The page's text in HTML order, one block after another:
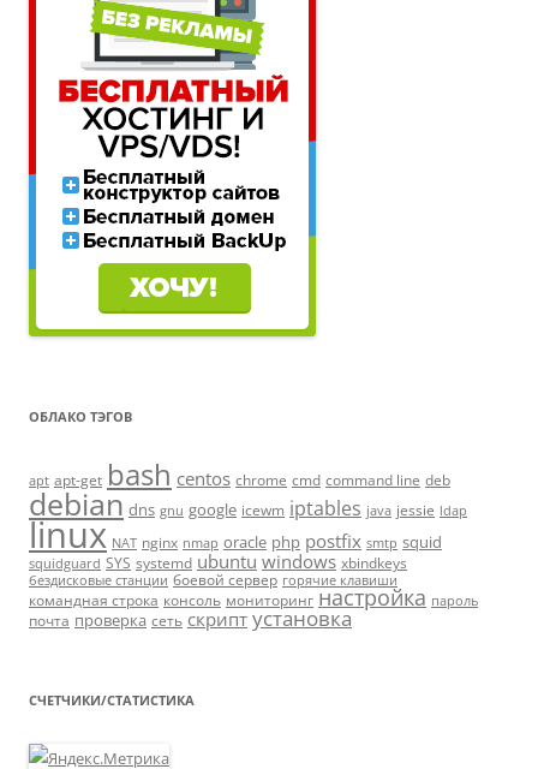
ОБЛАКО ТЭГОВ
apt apt-get bash centos chrome cmd command line deb
debian dns gnu google icewm iptables java jessie ldap
linux NAT nginx nmap oracle php postfix smtp squid
squidguard SYS systemd ubuntu windows xbindkeys
бездисковые станции боевой сервер горячие клавиши
командная строка консоль мониторинг настройка пароль
почта проверка сеть скрипт установка
СЧЕТЧИКИ/СТАТИСТИКА